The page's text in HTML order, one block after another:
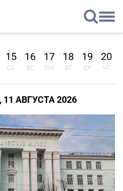
15
СБ
16
ВС
17
ПН
18
ВТ
19
СР
20
ЧТ
АВГУСТА 2026